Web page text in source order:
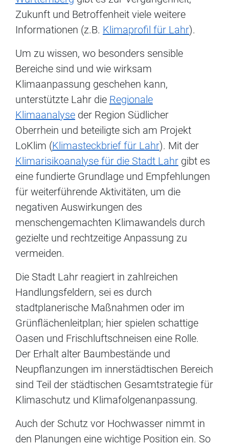
Zukunft und Betroffenheit viele weitere
Informationen (z.B. Klimaprofil für Lahr).
Um zu wissen, wo besonders sensible
Bereiche sind und wie wirksam
Klimaanpassung geschehen kann,
unterstützte Lahr die Regionale
Klimaanalyse der Region Südlicher
Oberrhein und beteiligte sich am Projekt
LoKlim (Klimasteckbrief für Lahr). Mit der
Klimarisikoanalyse für die Stadt Lahr gibt es
eine fundierte Grundlage und Empfehlungen
für weiterführende Aktivitäten, um die
negativen Auswirkungen des
menschengemachten Klimawandels durch
gezielte und rechtzeitige Anpassung zu
vermeiden.
Die Stadt Lahr reagiert in zahlreichen
Handlungsfeldern, sei es durch
stadtplanerische Maßnahmen oder im
Grünflächenleitplan; hier spielen schattige
Oasen und Frischluftschneisen eine Rolle.
Der Erhalt alter Baumbestände und
Neupflanzungen im innerstädtischen Bereich
sind Teil der städtischen Gesamtstrategie für
Klimaschutz und Klimafolgenanpassung.
Auch der Schutz vor Hochwasser nimmt in
den Planungen eine wichtige Position ein. So